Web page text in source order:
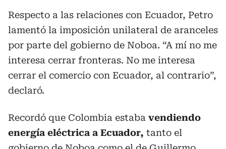
Respecto a las relaciones con Ecuador, Petro
lamentó la imposición unilateral de aranceles
por parte del gobierno de Noboa. “A mí no me
interesa cerrar fronteras. No me interesa
cerrar el comercio con Ecuador, al contrario”,
declaró.
Recordó que Colombia estaba vendiendo
energía eléctrica a Ecuador, tanto el